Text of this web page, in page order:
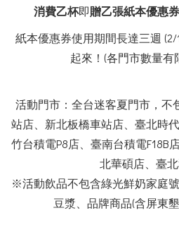
消費乙杯即贈乙張紙本優惠券
紙本優惠券使用期間長達三週 (2/
起來！ (各門市數量有
活動門市：全台迷客夏門市，不
站店、新北板橋車站店、臺北時
竹台積電P8店、 臺南台積電F18B
北華碩店、臺
※活動飲品不包含綠光鮮奶家庭
豆漿、品牌商品(含屏東